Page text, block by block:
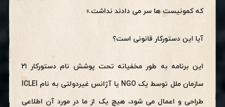
که کمونیست ها سر می دادند نداشت.»
آیا این دستورکار قانونی است؟
این برنامه به طور مخفیانه تحت پوشش نام دستورکار ۲۱
سازمان ملل توسط یک NGO یا آژانس غیردولتی به نام ICLEI
طراحی و اعمال می شود، هیچ یک از ما در مورد آن اطلاعی